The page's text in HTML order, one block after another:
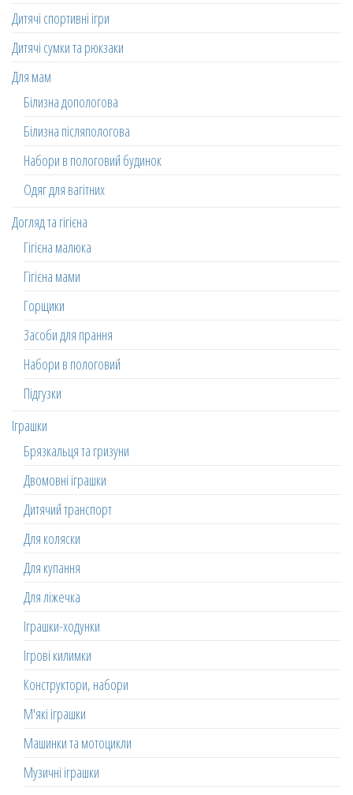
Дитячі спортивні ігри
Дитячі сумки та рюкзаки
Для мам
Білизна допологова
Білизна післяпологова
Набори в пологовий будинок
Одяг для вагітних
Догляд та гігієна
Гігієна малюка
Гігієна мами
Горщики
Засоби для прання
Набори в пологовий
Підгузки
Іграшки
Брязкальця та гризуни
Двомовні іграшки
Дитячий транспорт
Для коляски
Для купання
Для ліжечка
Іграшки-ходунки
Ігрові килимки
Конструктори, набори
М'які іграшки
Машинки та мотоцикли
Музичні іграшки